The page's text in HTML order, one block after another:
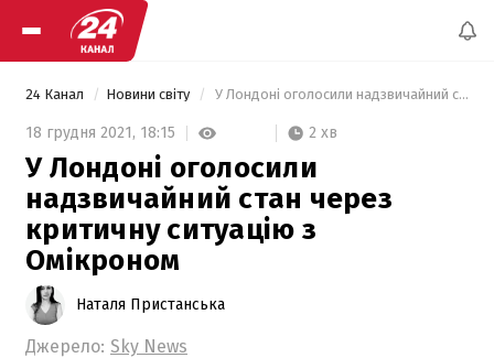
24 Канал Новини світу У Лондоні оголосили надзвичайний стан через критичну ситуацію з Омікроном
18 грудня 2021, 18:15 2 хв
У Лондоні оголосили
надзвичайний стан через
критичну ситуацію з
Омікроном
Наталя Пристанська
Джерело: Sky News